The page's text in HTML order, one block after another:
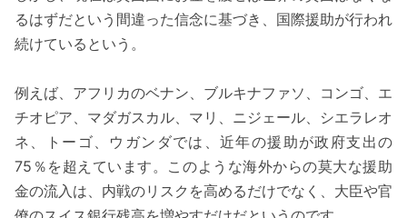
るはずだという間違った信念に基づき、国際援助が行われ
続けているという。
例えば、アフリカのベナン、ブルキナファソ、コンゴ、エ
チオピア、マダガスカル、マリ、ニジェール、シエラレオ
ネ、トーゴ、ウガンダでは、近年の援助が政府支出の
75％を超えています。このような海外からの莫大な援助
金の流入は、内戦のリスクを高めるだけでなく、大臣や官